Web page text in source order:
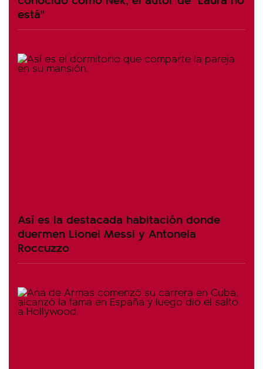
está"
Así es la destacada habitación donde
duermen Lionel Messi y Antonela
Roccuzzo